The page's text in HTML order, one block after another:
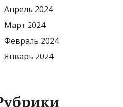
Апрель 2024
Март 2024
Февраль 2024
Январь 2024